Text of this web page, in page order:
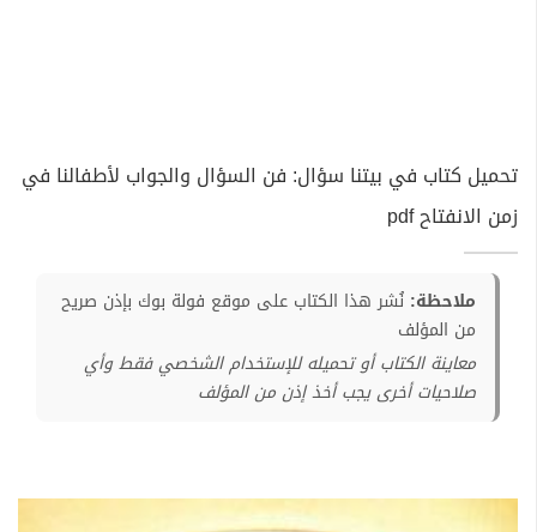
تحميل كتاب في بيتنا سؤال: فن السؤال والجواب لأطفالنا في
زمن الانفتاح pdf
ملاحظة: نُشر هذا الكتاب على موقع فولة بوك بإذن صريح
من المؤلف
معاينة الكتاب أو تحميله للإستخدام الشخصي فقط وأي
صلاحيات أخرى يجب أخذ إذن من المؤلف